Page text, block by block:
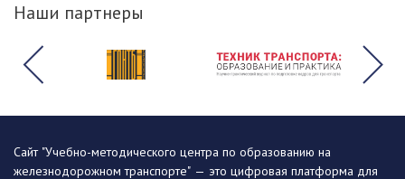
Наши партнеры
Сайт "Учебно-методического центра по образованию на
железнодорожном транспорте" — это цифровая платформа для